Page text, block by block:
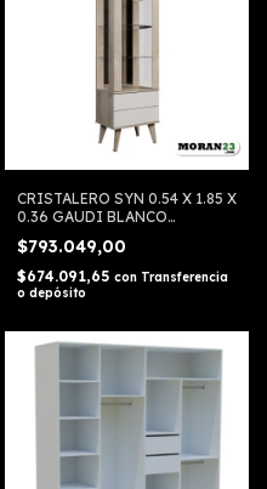
CRISTALERO SYN 0.54 X 1.85 X
0.36 GAUDI BLANCO
$793.049,00
$674.091,65 con Transferencia
o depósito